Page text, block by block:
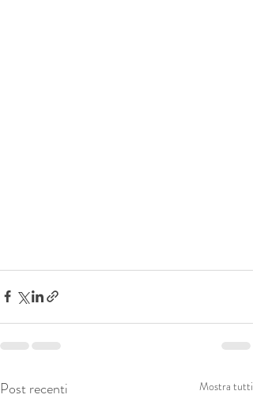
Post recenti Mostra tutti